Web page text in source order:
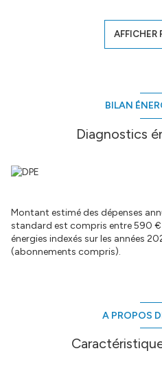
Une dépendance avec chambre
Concernant la piscine c'est une
Annonce proposée par un agent
Les informations sur les risques
disponibles sur le site Géorisques
AFFICHER
BILAN
Diagnostics
Montant estimé des dépenses
standard est compris entre 590 €
énergies indexés sur les années
(abonnements compris).
A PROPOS